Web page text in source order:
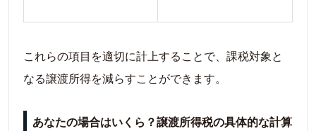
これらの項目を適切に計上することで、課税対象と
なる譲渡所得を減らすことができます。
あなたの場合はいくら？譲渡所得税の具体的な計算